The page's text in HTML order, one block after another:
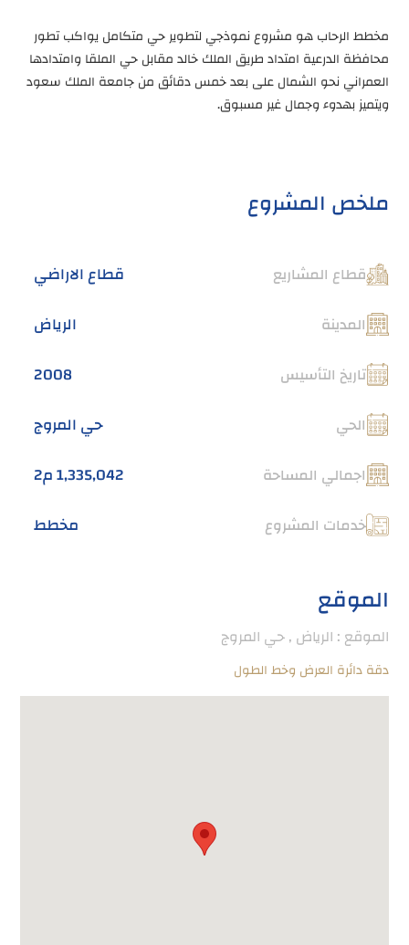
مخطط الرحاب هو مشروع نموذجي لتطوير حي متكامل يواكب تطور
محافظة الدرعية امتداد طريق الملك خالد مقابل حي الملقا وامتدادها
العمراني نحو الشمال على بعد خمس دقائق من جامعة الملك سعود
ويتميز بهدوء وجمال غير مسبوق.
ملخص المشروع
قطاع المشاريع قطاع الاراضي
المدينة الرياض
تاريخ التأسيس 2008
الحي حي المروج
اجمالي المساحة 1,335,042 م2
خدمات المشروع مخطط
الموقع
الموقع : الرياض , حي المروج
دقة دائرة العرض وخط الطول